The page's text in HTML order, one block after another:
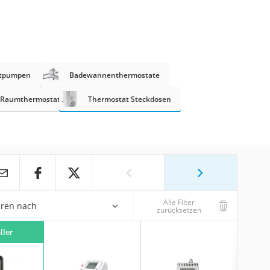
Badewannenthermostate
Thermostat Steckdosen
nach Alle Filter
zurücksetzen